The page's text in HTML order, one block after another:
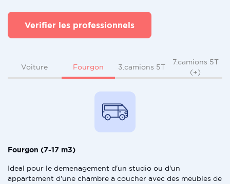
Verifier les professionnels
Voiture Fourgon 3.camions 5T
7.camions 5T
(+)
Fourgon (7-17 m3)
Ideal pour le demenagement d'un studio ou d'un
appartement d'une chambre a coucher avec des meubles de